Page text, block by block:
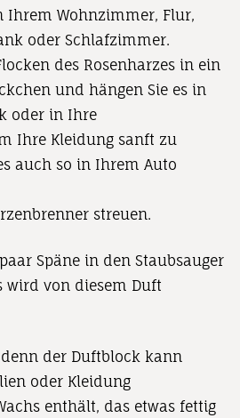
Ihrem Wohnzimmer, Flur,
oder Schlafzimmer.
des Rosenharzes in ein
und hängen Sie es in
oder in Ihre
Ihre Kleidung sanft zu
auch so in Ihrem Auto
streuen.
Späne in den Staubsauger
wird von diesem Duft
der Duftblock kann
oder Kleidung
enthält, das etwas fettig